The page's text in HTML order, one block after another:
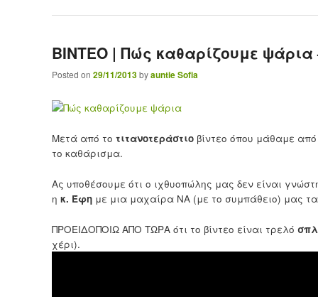
ΒΙΝΤΕΟ | Πώς καθαρίζουμε ψάρια
Posted on 29/11/2013byauntie Sofia
Μετά από το τιτανοτεράστιο βίντεο όπου μάθαμε
το καθάρισμα.
Ας υποθέσουμε ότι ο ιχθυοπώλης μας δεν είναι
η κ. Έφημε μια μαχαίρα ΝΑ (με το συμπάθειο) μας
ΠΡΟΕΙΔΟΠΟΙΩ ΑΠΟ ΤΩΡΑ ότι το βίντεο είναι τρελό
χέρι).